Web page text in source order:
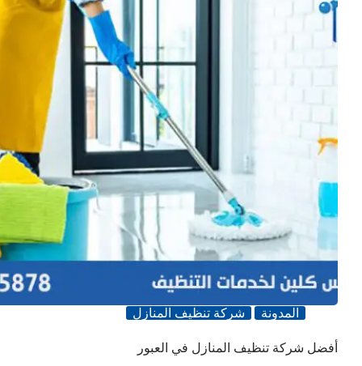
المدونة شركة تنظيف المنازل
أفضل شركة تنظيف المنازل في العبور